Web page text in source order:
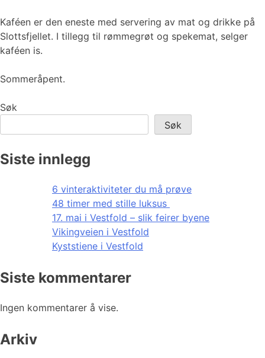
Kaféen er den eneste med servering av mat og drikke på
Slottsfjellet. I tillegg til rømmegrøt og spekemat, selger
kaféen is.
Sommeråpent.
Søk
Søk
Siste innlegg
6 vinteraktiviteter du må prøve
48 timer med stille luksus
17. mai i Vestfold – slik feirer byene
Vikingveien i Vestfold
Kyststiene i Vestfold
Siste kommentarer
Ingen kommentarer å vise.
Arkiv